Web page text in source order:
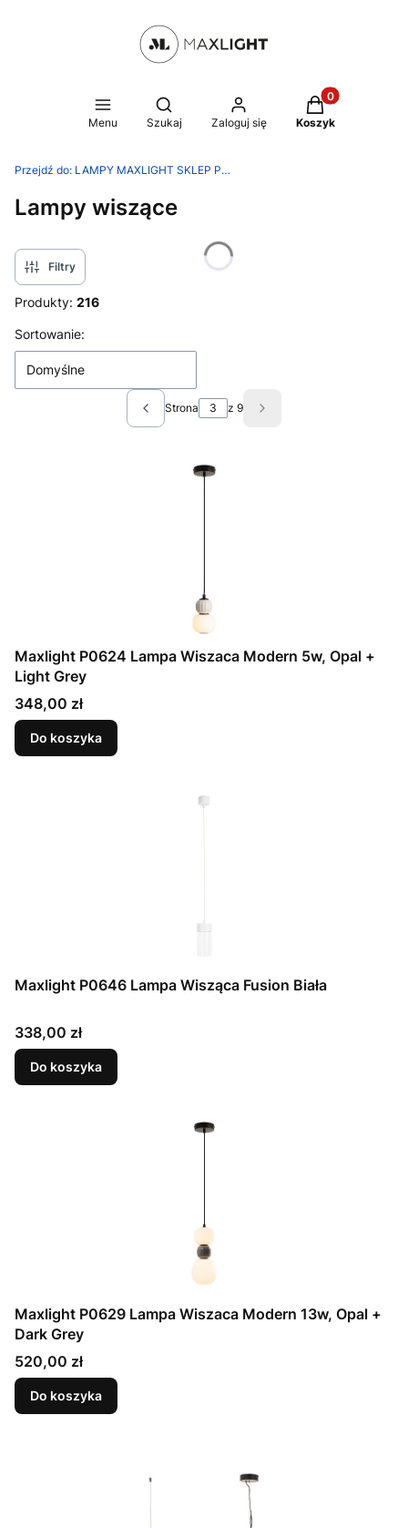
Menu
Otwórz wyszukiwarkę
Szukaj Zaloguj się
Produkty w
Koszyk
Przejdź do: LAMPY MAXLIGHT SKLEP PRODUCENTA
Lampy wiszące
Filtry
Produkty: 216
Lista produktów
Sortowanie:
Domyślne
Poprzednie produkty
Strona z 9 Następne produkty
Maxlight P0624 Lampa Wiszaca Modern 5w, Opal +
Light Grey
Cena
348,00 zł
Do koszyka
Maxlight P0646 Lampa Wisząca Fusion Biała
Cena
338,00 zł
Do koszyka
Maxlight P0629 Lampa Wiszaca Modern 13w, Opal +
Dark Grey
Cena
520,00 zł
Do koszyka